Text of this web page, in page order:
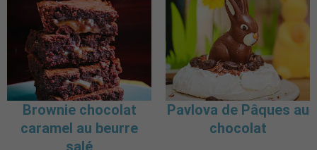
Brownie chocolat
caramel au beurre
Pavlova de Pâques au
chocolat